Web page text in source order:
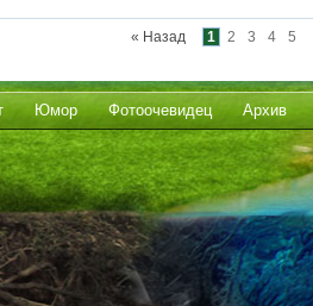
« Назад 1 2 3 4 5
Юмор Фотоочевидец Архив